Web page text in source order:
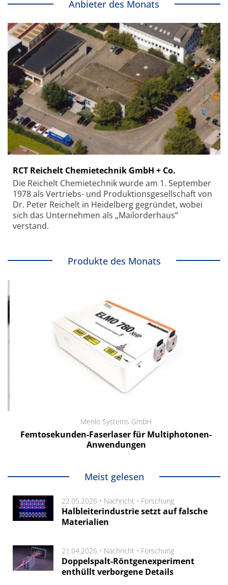
Anbieter des Monats
RCT Reichelt Chemietechnik GmbH + Co.
Die Reichelt Chemietechnik wurde am 1. September
1978 als Vertriebs- und Produktionsgesellschaft von
Dr. Peter Reichelt in Heidelberg gegründet, wobei
sich das Unternehmen als „Mailorderhaus“
verstand.
Produkte des Monats
Menlo Systems GmbH
Femtosekunden-Faserlaser für Multiphotonen-
Anwendungen
Meist gelesen
22.05.2026 • Nachricht • Forschung
Halbleiterindustrie setzt auf falsche
Materialien
21.04.2026 • Nachricht • Forschung
Doppelspalt-Röntgenexperiment
enthüllt verborgene Details